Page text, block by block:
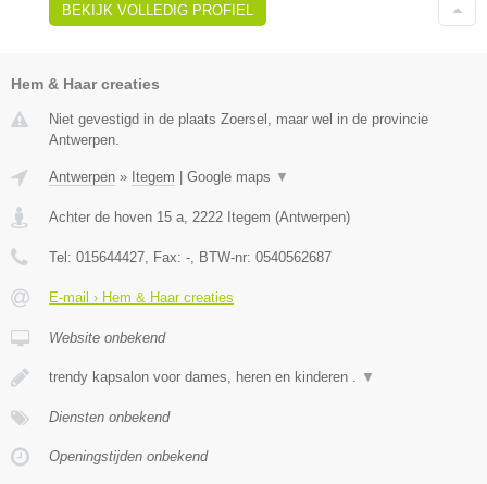
BEKIJK VOLLEDIG PROFIEL
Hem & Haar creaties
Niet gevestigd in de plaats Zoersel, maar wel in de provincie
Antwerpen.
Antwerpen » Itegem Google maps ▼
Achter de hoven 15 a 2222 Itegem (Antwerpen)
Tel: 015644427 , Fax: - , BTW-nr: 0540562687
E-mail › Hem & Haar creaties
Website onbekend
trendy kapsalon voor dames, heren en kinderen . ▼
Diensten onbekend
Openingstijden onbekend